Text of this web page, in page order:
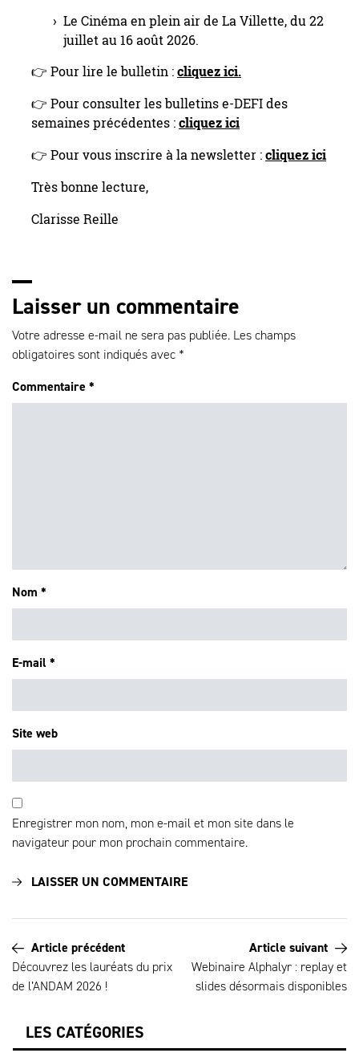
Le Cinéma en plein air de La Villette, du 22
juillet au 16 août 2026.
👉 Pour lire le bulletin :cliquez ici.
👉 Pour consulter les bulletins e-DEFI des
semaines précédentes :cliquez ici
👉 Pour vous inscrire à la newsletter :cliquez ici
Très bonne lecture,
Clarisse Reille
Laisser un commentaire
Votre adresse e-mail ne sera pas publiée. Les champs
obligatoires sont indiqués avec *
Commentaire *
Nom *
E-mail *
Site web
Enregistrer mon nom, mon e-mail et mon site dans le
navigateur pour mon prochain commentaire.
Article précédent
Découvrez les lauréats du prix
de l’ANDAM 2026 !
Article suivant
Webinaire Alphalyr : replay et
slides désormais disponibles
LES CATÉGORIES